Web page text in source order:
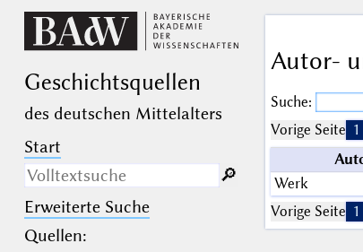
Geschichts­quellen
des deutschen Mittelalters
Start
Nur in Beschreibungs­texten
suchen
🔎︎
Erweiterte Suche
Quellen:
Autor-
Suche:
Vorige Seite 1
Werk
Vorige Seite 1